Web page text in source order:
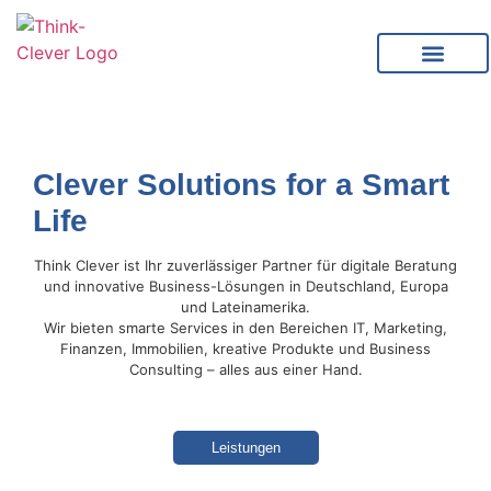
Clever Solutions for a Smart
Life
Think Clever ist Ihr zuverlässiger Partner für digitale Beratung
und innovative Business-Lösungen in Deutschland, Europa
und Lateinamerika.
Wir bieten smarte Services in den Bereichen IT, Marketing,
Finanzen, Immobilien, kreative Produkte und Business
Consulting – alles aus einer Hand.
Leistungen